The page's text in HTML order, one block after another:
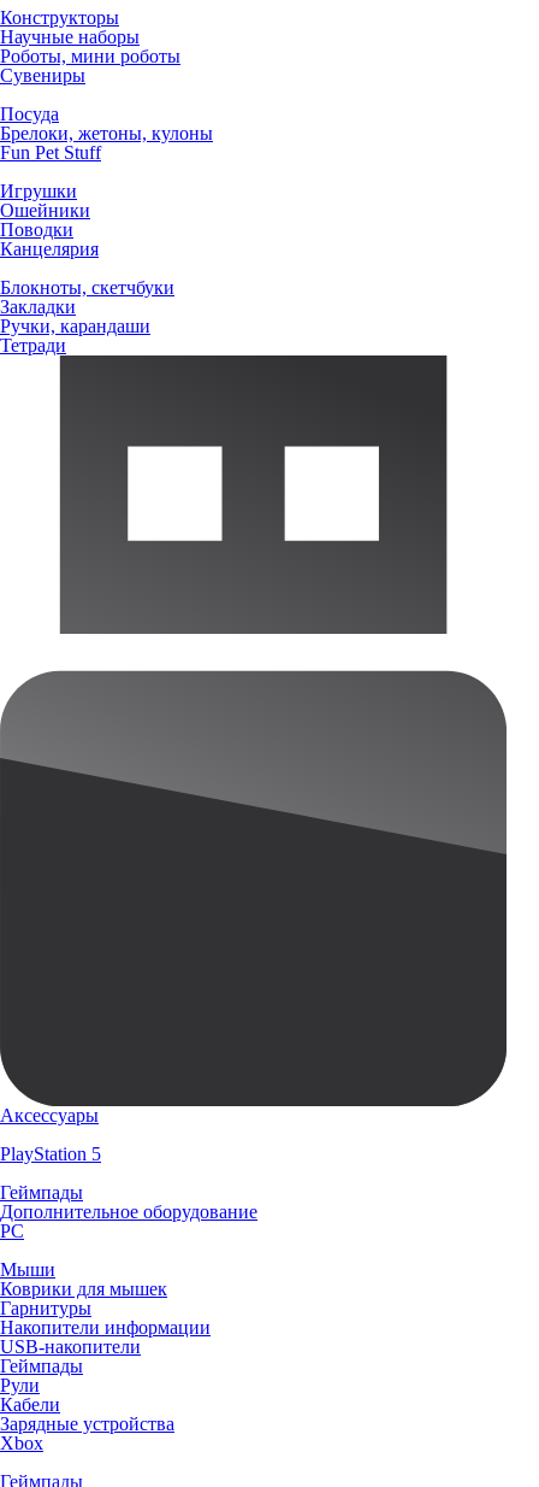
Конструкторы
Научные наборы
Роботы, мини роботы
Сувениры
Посуда
Брелоки, жетоны, кулоны
Fun Pet Stuff
Игрушки
Ошейники
Поводки
Канцелярия
Блокноты, скетчбуки
Закладки
Ручки, карандаши
Тетради
Аксессуары
PlayStation 5
Геймпады
Дополнительное оборудование
PC
Мыши
Коврики для мышек
Гарнитуры
Накопители информации
USB-накопители
Геймпады
Рули
Кабели
Зарядные устройства
Xbox
Геймпады